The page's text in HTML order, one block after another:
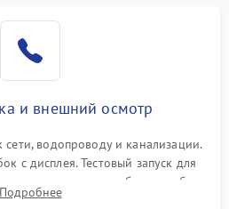
и внешний осмотр
водопроводу и канализации.
с дисплея. Тестовый запуск для
протечек или сбоев в работе
модуля управления.
Подробнее